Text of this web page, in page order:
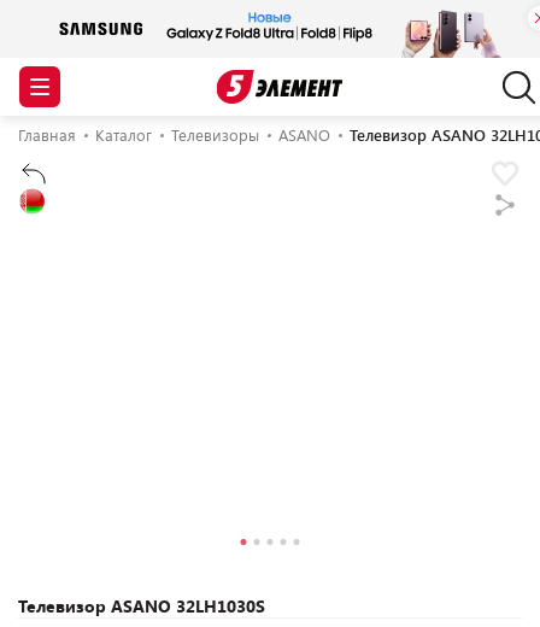
Главная Каталог Телевизоры ASANO Телевизор ASANO
Телевизор ASANO 32LH1030S